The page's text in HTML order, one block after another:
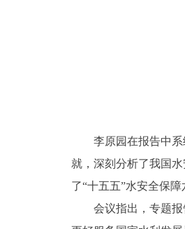
李原园在报告中
就，深刻分析了我国
了“十五五”水安全保
会议指出，专题